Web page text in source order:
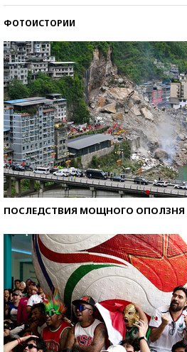
ФОТОИСТОРИИ
ПОСЛЕДСТВИЯ МОЩНОГО ОПОЛЗНЯ